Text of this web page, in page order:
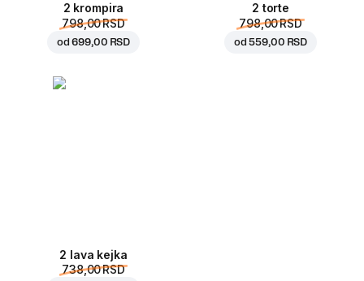
2 krompira
798,00 RSD
od699,00 RSD
2 torte
798,00 RSD
od559,00 RSD
2 lava kejka
738,00 RSD